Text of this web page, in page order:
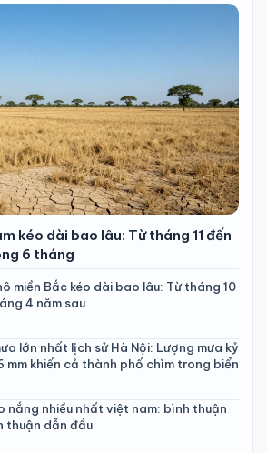
kéo dài bao lâu: Từ tháng 11 đến
6 tháng
miền Bắc kéo dài bao lâu: Từ tháng 10
4 năm sau
lớn nhất lịch sử Hà Nội: Lượng mưa kỷ
mm khiến cả thành phố chìm trong biển
nắng nhiều nhất việt nam: bình thuận
thuận dẫn đầu